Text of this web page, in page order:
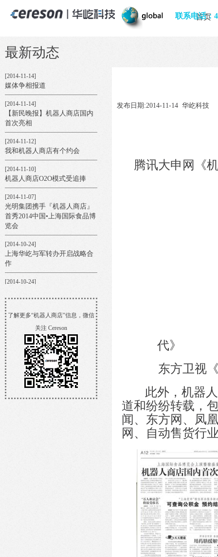
联系电话：
首页
最新动态
【机器人商店】成功首秀2014
中国·上海国际食品博览会
【东方早报】智能店亮相食博
会：营业员是机器人
[2014-11-14]
媒体争相报道
[2014-11-14]
【新民晚报】机器人商店国内
首次亮相
[2014-11-12]
我和机器人商店有个约会
[2014-11-10]
机器人商店O2O模式受追捧
[2014-11-07]
光明集团携手『机器人商店』
首秀2014中国•上海国际食品博
览会
[2014-10-24]
上海华屹与军转办开启战略合
作
[2014-10-24]
股交
[2014-10-22]
我是机器人商店
了解更多“机器人商店”信息，微信
关注 Cereson
发布日期:2014-11-14 华屹科技
腾讯大申网《
代》
东方卫视
此外，机器人
道和纷纷转载，
闻、东方网、凤
网、自动售货行